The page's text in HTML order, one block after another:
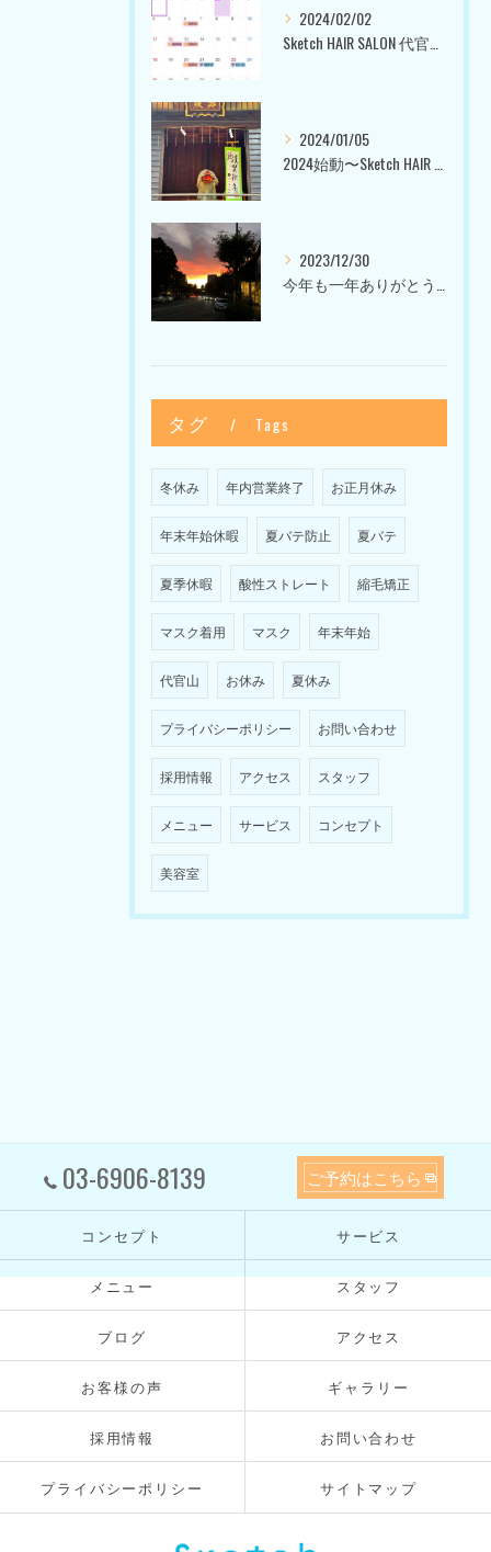
2024/02/02
2024/01/05
2023/12/30
タグ Tags
冬休み 年内営業終了 お正月休み
年末年始休暇 夏バテ防止 夏バテ
夏季休暇 酸性ストレート 縮毛矯正
マスク着用 マスク 年末年始
代官山 お休み 夏休み
プライバシーポリシー お問い合わせ
採用情報 アクセス スタッフ
メニュー サービス コンセプト
美容室
03-6906-8139 ご予約はこちら
コンセプト サービス
メニュー スタッフ
ブログ アクセス
お客様の声 ギャラリー
採用情報 お問い合わせ
プライバシーポリシー サイトマップ